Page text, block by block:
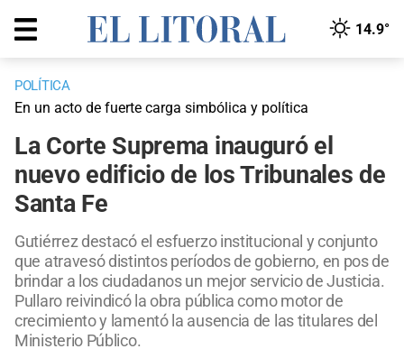
14.9°
POLÍTICA
En un acto de fuerte carga simbólica y política
La Corte Suprema inauguró el
nuevo edificio de los Tribunales de
Santa Fe
Gutiérrez destacó el esfuerzo institucional y conjunto
que atravesó distintos períodos de gobierno, en pos de
brindar a los ciudadanos un mejor servicio de Justicia.
Pullaro reivindicó la obra pública como motor de
crecimiento y lamentó la ausencia de las titulares del
Ministerio Público.